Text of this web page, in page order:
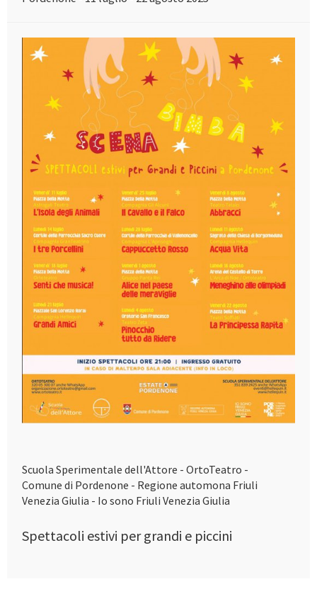
Scuola Sperimentale dell'Attore - OrtoTeatro -
Comune di Pordenone - Regione automona Friuli
Venezia Giulia - Io sono Friuli Venezia Giulia
Spettacoli estivi per grandi e piccini